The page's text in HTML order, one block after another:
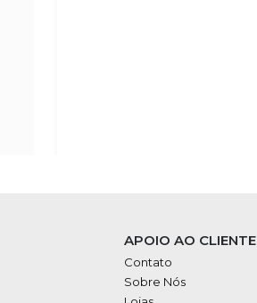
APOIO AO CLIENTE
Contato
Sobre Nós